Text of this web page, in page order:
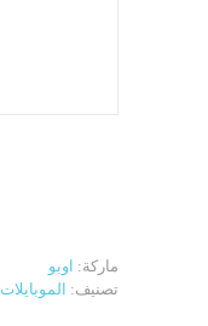
ماركة: اوبو
تصنيف: الموبايلات